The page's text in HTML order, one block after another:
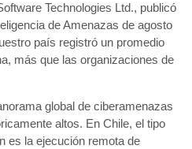
Technologies Ltd., publicó
de Amenazas de agosto
país registró un promedio
más que las organizaciones de
global de ciberamenazas
altos. En Chile, el tipo
es la ejecución remota de